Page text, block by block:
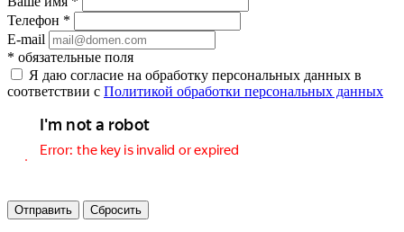
Телефон *
E-mail
* обязательные поля
Я даю согласие на обработку персональных данных в
соответствии с Политикой обработки персональных данных
Отправить Сбросить